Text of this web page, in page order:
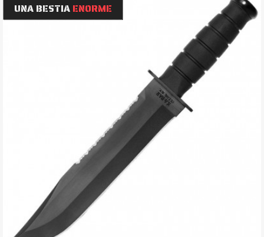
UNA BESTIA ENORME